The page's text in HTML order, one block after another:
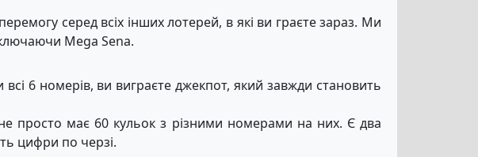
серед всіх інших лотерей, в які ви граєте зараз. Ми
Mega Sena.
6 номерів, ви виграєте джекпот, який завжди становить
не просто має 60 кульок з різними номерами на них. Є два
цифри по черзі.